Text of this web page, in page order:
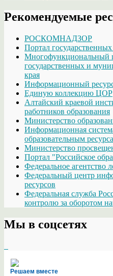
Рекомендуемые
РОСКОМНАДЗОР
Портал
Многофункциональный
государственных и
края
Информационный
Единую коллекцию ЦОР
Алтайский краевой
работников образования
Министерство
Информационная
образовательным
Министерство
Портал "Российское
Федеральное агентство
Федеральный центр
ресурсов
Федеральная служба
контролю за оборотом
Мы в соцсетях
Решаем вместе